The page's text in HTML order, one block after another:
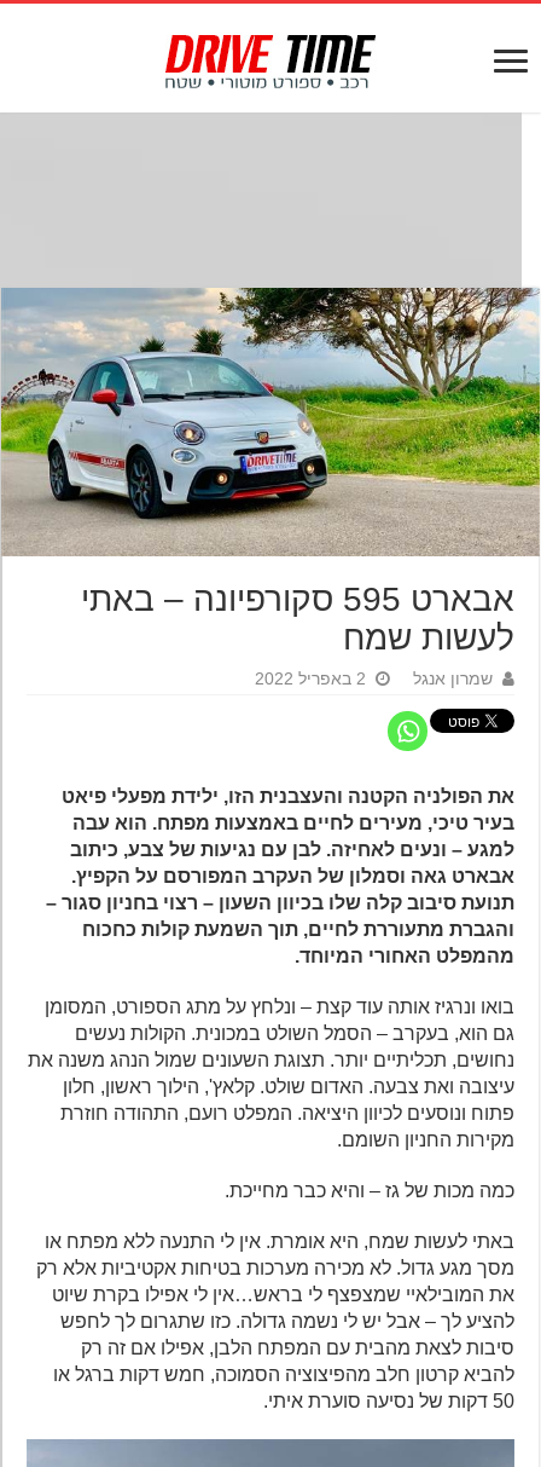
אבארט 595 סקורפיונה – באתי
לעשות שמח
שמרון אנגל 2 באפריל 2022
את הפולניה הקטנה והעצבנית הזו, ילידת מפעלי פיאט
בעיר טיכי, מעירים לחיים באמצעות מפתח. הוא עבה
למגע – ונעים לאחיזה. לבן עם נגיעות של צבע, כיתוב
אבארט גאה וסמלון של העקרב המפורסם על הקפיץ.
תנועת סיבוב קלה שלו בכיוון השעון – רצוי בחניון סגור –
והגברת מתעוררת לחיים, תוך השמעת קולות כחכוח
מהמפלט האחורי המיוחד.
בואו ונרגיז אותה עוד קצת – ונלחץ על מתג הספורט, המסומן
גם הוא, בעקרב – הסמל השולט במכונית. הקולות נעשים
נחושים, תכליתיים יותר. תצוגת השעונים שמול הנהג משנה את
עיצובה ואת צבעה. האדום שולט. קלאץ', הילוך ראשון, חלון
פתוח ונוסעים לכיוון היציאה. המפלט רועם, התהודה חוזרת
מקירות החניון השומם.
כמה מכות של גז – והיא כבר מחייכת.
באתי לעשות שמח, היא אומרת. אין לי התנעה ללא מפתח או
מסך מגע גדול. לא מכירה מערכות בטיחות אקטיביות אלא רק
את המובילאיי שמצפצף לי בראש…אין לי אפילו בקרת שיוט
להציע לך – אבל יש לי נשמה גדולה. כזו שתגרום לך לחפש
סיבות לצאת מהבית עם המפתח הלבן, אפילו אם זה רק
להביא קרטון חלב מהפיצוציה הסמוכה, חמש דקות ברגל או
50 דקות של נסיעה סוערת איתי.